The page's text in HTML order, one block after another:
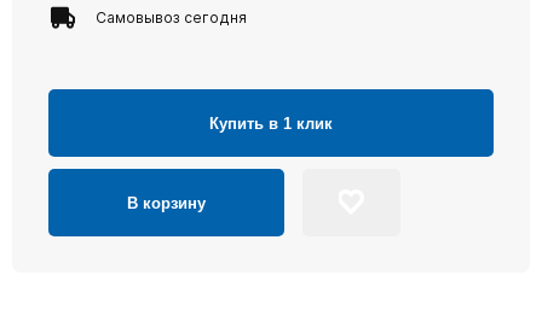
Самовывоз сегодня
Купить в 1 клик
В корзину